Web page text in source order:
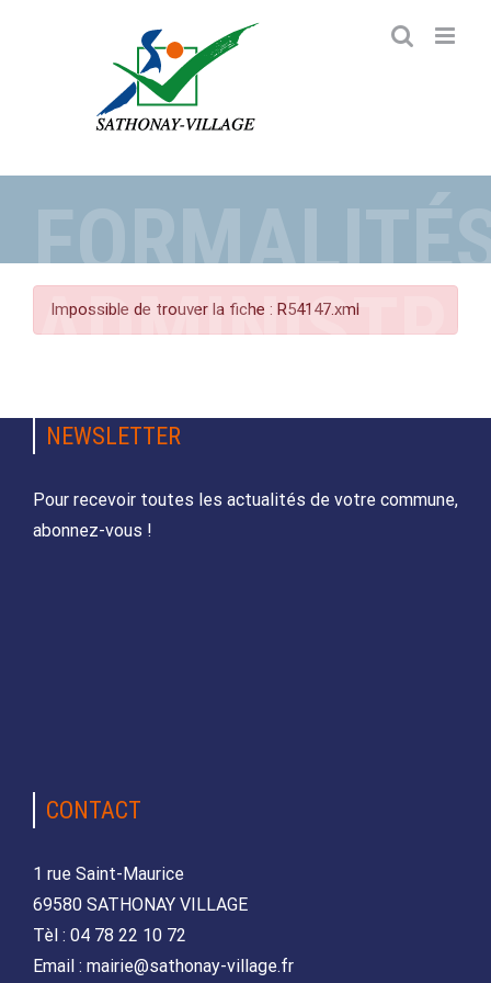
Impossible de trouver la fiche : R54147.xml
NEWSLETTER
Pour recevoir toutes les actualités de votre commune,
abonnez-vous !
CONTACT
1 rue Saint-Maurice
69580 SATHONAY VILLAGE
Tèl : 04 78 22 10 72
Email : mairie@sathonay-village.fr